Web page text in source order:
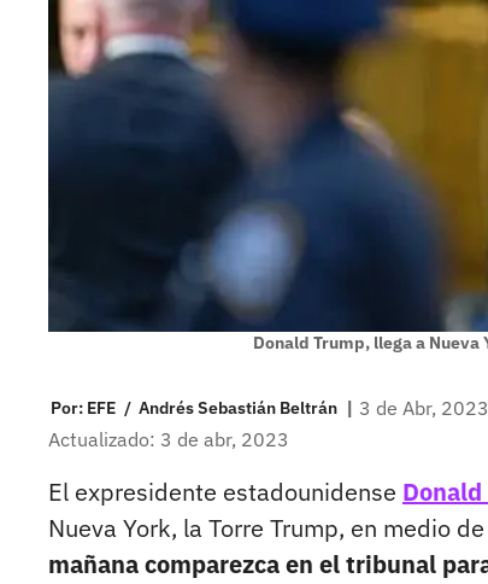
Donald Trump, llega a
Por: EFE / Andrés Sebastián Beltrán | 3 de Abr, 2023
Actualizado: 3 de abr, 2023
El expresidente estadounidense
Nueva York, la Torre Trump, en medio
mañana comparezca en el tribunal